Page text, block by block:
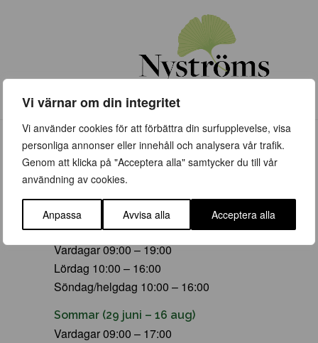
Vi värnar om din integritet
Vi använder cookies för att förbättra din surfupplevelse, visa
personliga annonser eller innehåll och analysera vår trafik.
Genom att klicka på "Acceptera alla" samtycker du till vår
användning av cookies.
Anpassa Avvisa alla Acceptera alla
ÖPPETTIDER
Vår (23 mars – 28 juni)
Vardagar 09:00 – 19:00
Lördag 10:00 – 16:00
Söndag/helgdag 10:00 – 16:00
Sommar (29 juni – 16 aug)
Vardagar 09:00 – 17:00